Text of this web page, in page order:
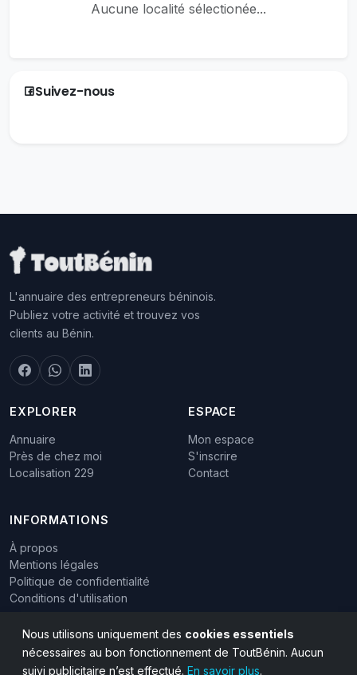
Aucune localité sélectionée...
Suivez-nous
L'annuaire des entrepreneurs béninois.
Publiez votre activité et trouvez vos
clients au Bénin.
EXPLORER
Annuaire
Près de chez moi
Localisation 229
ESPACE
Mon espace
S'inscrire
Contact
INFORMATIONS
À propos
Mentions légales
Politique de confidentialité
Conditions d'utilisation
Nous utilisons uniquement des cookies essentiels
nécessaires au bon fonctionnement de ToutBénin. Aucun
suivi publicitaire n’est effectué. En savoir plus.